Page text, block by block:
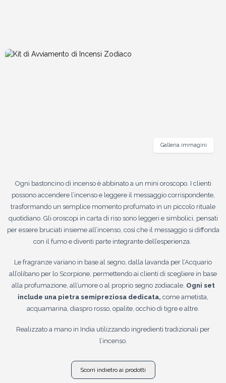
Ogni bastoncino di incenso è abbinato a un mini oroscopo. I clienti
possono accendere l’incenso e leggere il messaggio corrispondente,
trasformando un semplice momento profumato in un piccolo rituale
quotidiano. Gli oroscopi in carta di riso sono leggeri e simbolici, pensati
per essere bruciati insieme all’incenso, così che il messaggio si diffonda
con il fumo e diventi parte integrante dell’esperienza.
Le fragranze variano in base al segno, dalla lavanda per l’Acquario
all’olibano per lo Scorpione, permettendo ai clienti di scegliere in base
alla profumazione, all’umore o al proprio segno zodiacale. Ogni set
include una pietra semipreziosa dedicata, come ametista,
acquamarina, diaspro rosso, opalite, occhio di tigre e altre.
Realizzato a mano in India utilizzando ingredienti tradizionali per
l’incenso.
Scorri indietro ai prodotti
Galleria immagini